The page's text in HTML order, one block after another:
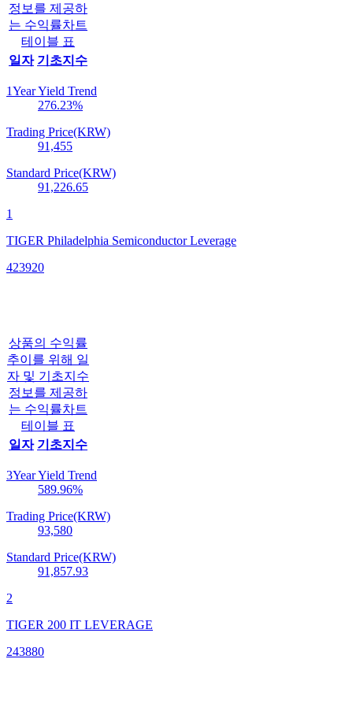
정보를 제공하
는 수익률차트
테이블 표
일자 기초지수
1Year Yield Trend
276.23%
Trading Price(KRW)
91,455
Standard Price(KRW)
91,226.65
1
TIGER Philadelphia Semiconductor Leverage
423920
상품의 수익률
추이를 위해 일
자 및 기초지수
정보를 제공하
는 수익률차트
테이블 표
일자 기초지수
3Year Yield Trend
589.96%
Trading Price(KRW)
93,580
Standard Price(KRW)
91,857.93
2
TIGER 200 IT LEVERAGE
243880